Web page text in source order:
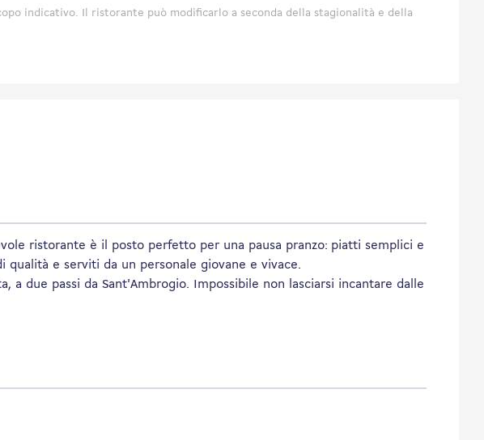
indicativo. Il ristorante può modificarlo a seconda della stagionalità e della
ristorante è il posto perfetto per una pausa pranzo: piatti semplici e
qualità e serviti da un personale giovane e vivace.
a due passi da Sant'Ambrogio. Impossibile non lasciarsi incantare dalle